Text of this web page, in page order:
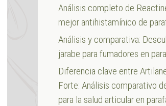
Análisis completo de
mejor antihistamínico de
Análisis y comparativa:
jarabe para fumadores en
Diferencia clave entre
Forte: Análisis comparativo
para la salud articular en